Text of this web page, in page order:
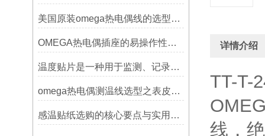
美国原装omega热电偶线的选型指标
OMEGA热电偶插座的易操作性探讨
温度贴片是一种用于监测、记录或指示温度变化的工具
omega热电偶测温线选型之表皮绝缘耐温
感温贴纸选购的核心要点与实用建议
详情介绍
TT-T-
线，